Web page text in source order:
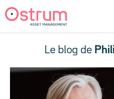
Le blog de